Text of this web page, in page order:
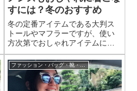
すには？冬のおすすめ
冬の定番アイテムである大判ス
トールやマフラーですが、使い
方次第でおしゃれアイテムに大
変身。でも、ちょっと間違えち
ゃうと・・・あらら、残
念・・・(;^_^A男性でもストール
を使う方が増えてきましたね。
ファッション・バッグ・靴・小物・ジュエリー・アクセサリー